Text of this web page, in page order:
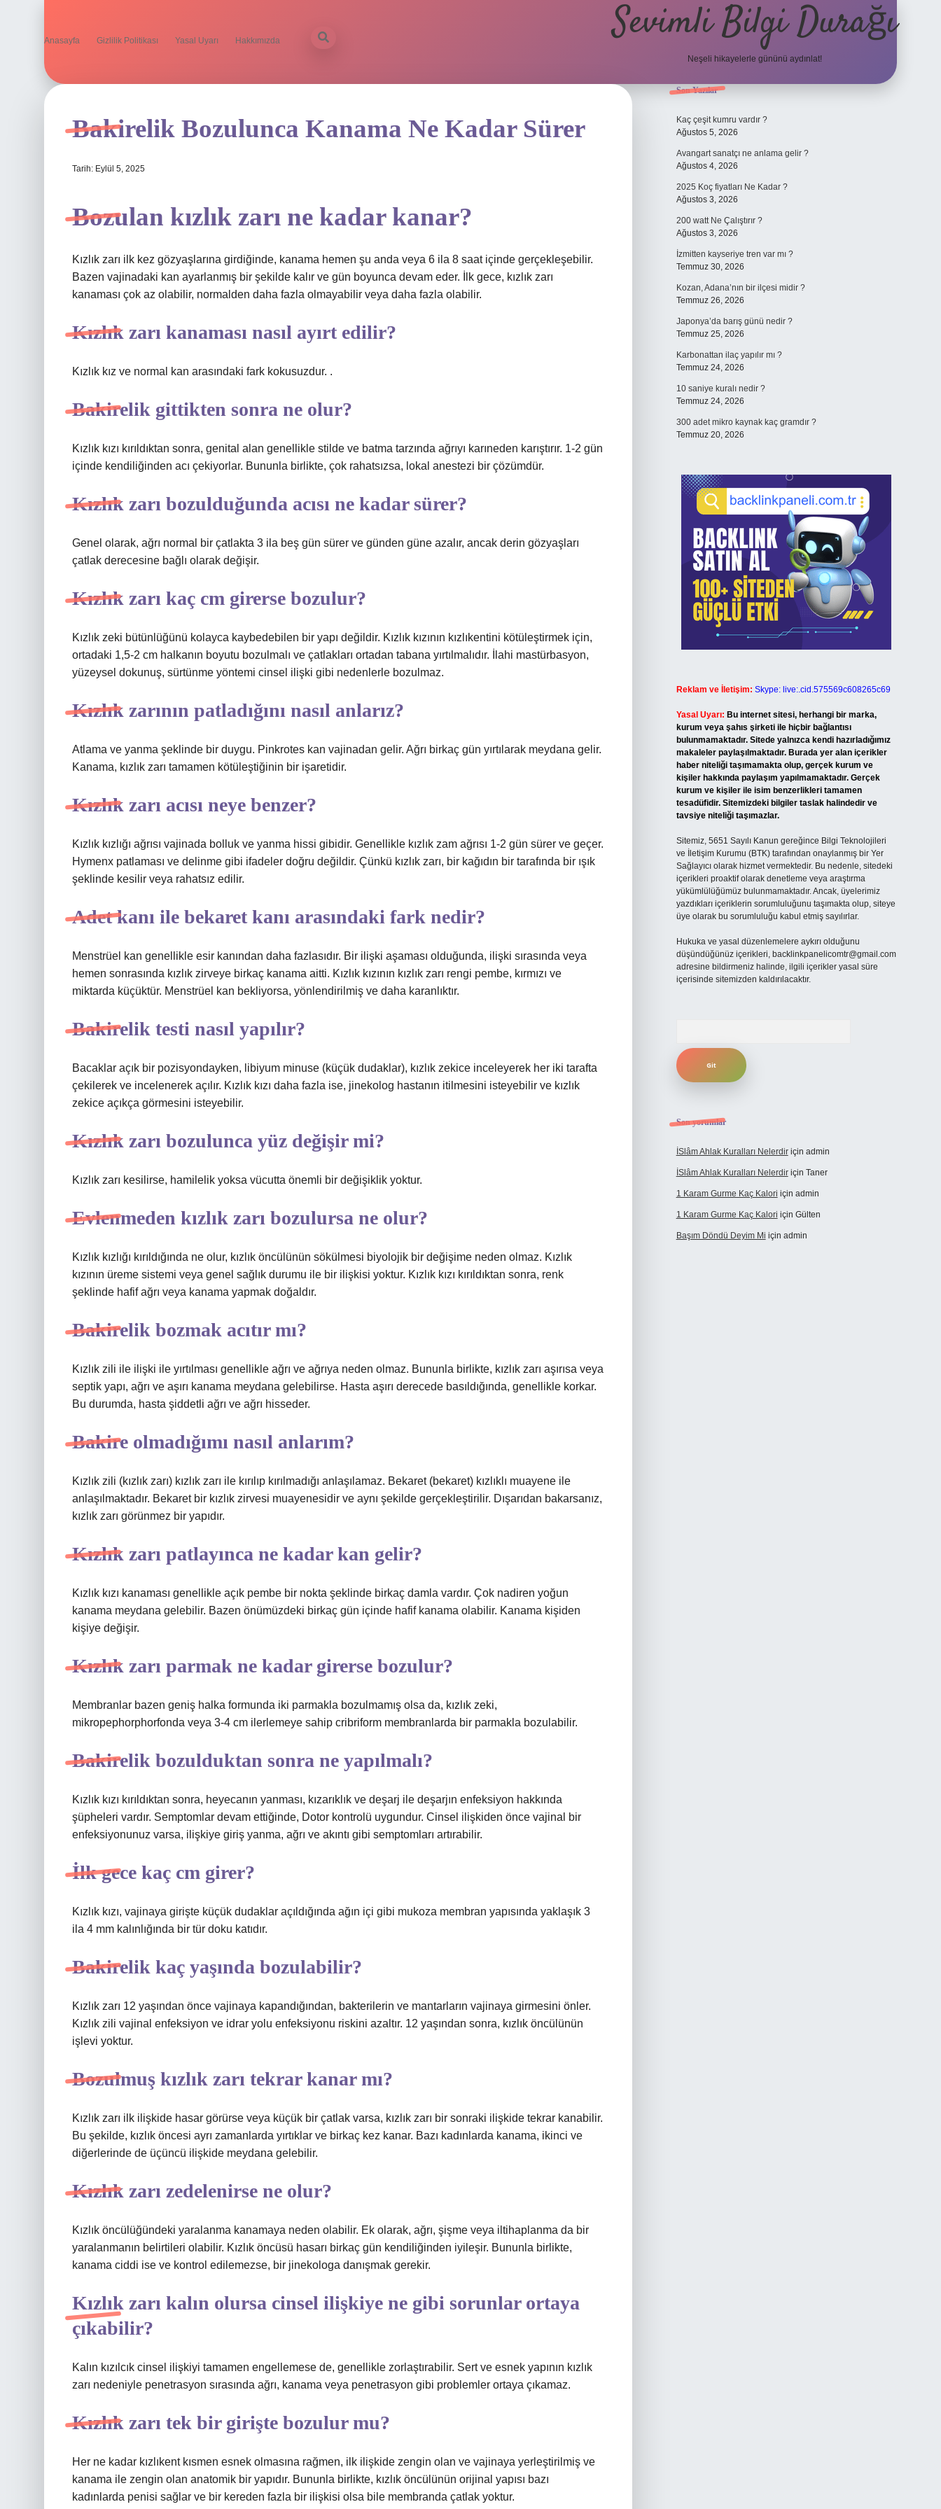
Anasayfa Gizlilik Politikası Yasal Uyarı Hakkımızda Sevimli Bilgi Durağı
Neşeli hikayelerle gününü aydınlat!
Bakirelik Bozulunca Kanama Ne Kadar Sürer
Tarih: Eylül 5, 2025
Bozulan kızlık zarı ne kadar kanar?
Kızlık zarı ilk kez gözyaşlarına girdiğinde, kanama hemen şu anda veya 6 ila 8 saat içinde gerçekleşebilir.
Bazen vajinadaki kan ayarlanmış bir şekilde kalır ve gün boyunca devam eder. İlk gece, kızlık zarı
kanaması çok az olabilir, normalden daha fazla olmayabilir veya daha fazla olabilir.
Kızlık zarı kanaması nasıl ayırt edilir?
Kızlık kız ve normal kan arasındaki fark kokusuzdur. .
Bakirelik gittikten sonra ne olur?
Kızlık kızı kırıldıktan sonra, genital alan genellikle stilde ve batma tarzında ağrıyı karıneden karıştırır. 1-2 gün
içinde kendiliğinden acı çekiyorlar. Bununla birlikte, çok rahatsızsa, lokal anestezi bir çözümdür.
Kızlık zarı bozulduğunda acısı ne kadar sürer?
Genel olarak, ağrı normal bir çatlakta 3 ila beş gün sürer ve günden güne azalır, ancak derin gözyaşları
çatlak derecesine bağlı olarak değişir.
Kızlık zarı kaç cm girerse bozulur?
Kızlık zeki bütünlüğünü kolayca kaybedebilen bir yapı değildir. Kızlık kızının kızlıkentini kötüleştirmek için,
ortadaki 1,5-2 cm halkanın boyutu bozulmalı ve çatlakları ortadan tabana yırtılmalıdır. İlahi mastürbasyon,
yüzeysel dokunuş, sürtünme yöntemi cinsel ilişki gibi nedenlerle bozulmaz.
Kızlık zarının patladığını nasıl anlarız?
Atlama ve yanma şeklinde bir duygu. Pinkrotes kan vajinadan gelir. Ağrı birkaç gün yırtılarak meydana gelir.
Kanama, kızlık zarı tamamen kötüleştiğinin bir işaretidir.
Kızlık zarı acısı neye benzer?
Kızlık kızlığı ağrısı vajinada bolluk ve yanma hissi gibidir. Genellikle kızlık zam ağrısı 1-2 gün sürer ve geçer.
Hymenx patlaması ve delinme gibi ifadeler doğru değildir. Çünkü kızlık zarı, bir kağıdın bir tarafında bir ışık
şeklinde kesilir veya rahatsız edilir.
Adet kanı ile bekaret kanı arasındaki fark nedir?
Menstrüel kan genellikle esir kanından daha fazlasıdır. Bir ilişki aşaması olduğunda, ilişki sırasında veya
hemen sonrasında kızlık zirveye birkaç kanama aitti. Kızlık kızının kızlık zarı rengi pembe, kırmızı ve
miktarda küçüktür. Menstrüel kan bekliyorsa, yönlendirilmiş ve daha karanlıktır.
Bakirelik testi nasıl yapılır?
Bacaklar açık bir pozisyondayken, libiyum minuse (küçük dudaklar), kızlık zekice inceleyerek her iki tarafta
çekilerek ve incelenerek açılır. Kızlık kızı daha fazla ise, jinekolog hastanın itilmesini isteyebilir ve kızlık
zekice açıkça görmesini isteyebilir.
Kızlık zarı bozulunca yüz değişir mi?
Kızlık zarı kesilirse, hamilelik yoksa vücutta önemli bir değişiklik yoktur.
Evlenmeden kızlık zarı bozulursa ne olur?
Kızlık kızlığı kırıldığında ne olur, kızlık öncülünün sökülmesi biyolojik bir değişime neden olmaz. Kızlık
kızının üreme sistemi veya genel sağlık durumu ile bir ilişkisi yoktur. Kızlık kızı kırıldıktan sonra, renk
şeklinde hafif ağrı veya kanama yapmak doğaldır.
Bakirelik bozmak acıtır mı?
Kızlık zili ile ilişki ile yırtılması genellikle ağrı ve ağrıya neden olmaz. Bununla birlikte, kızlık zarı aşırısa veya
septik yapı, ağrı ve aşırı kanama meydana gelebilirse. Hasta aşırı derecede basıldığında, genellikle korkar.
Bu durumda, hasta şiddetli ağrı ve ağrı hisseder.
Bakire olmadığımı nasıl anlarım?
Kızlık zili (kızlık zarı) kızlık zarı ile kırılıp kırılmadığı anlaşılamaz. Bekaret (bekaret) kızlıklı muayene ile
anlaşılmaktadır. Bekaret bir kızlık zirvesi muayenesidir ve aynı şekilde gerçekleştirilir. Dışarıdan bakarsanız,
kızlık zarı görünmez bir yapıdır.
Kızlık zarı patlayınca ne kadar kan gelir?
Kızlık kızı kanaması genellikle açık pembe bir nokta şeklinde birkaç damla vardır. Çok nadiren yoğun
kanama meydana gelebilir. Bazen önümüzdeki birkaç gün içinde hafif kanama olabilir. Kanama kişiden
kişiye değişir.
Kızlık zarı parmak ne kadar girerse bozulur?
Membranlar bazen geniş halka formunda iki parmakla bozulmamış olsa da, kızlık zeki,
mikropephorphorfonda veya 3-4 cm ilerlemeye sahip cribriform membranlarda bir parmakla bozulabilir.
Bakirelik bozulduktan sonra ne yapılmalı?
Kızlık kızı kırıldıktan sonra, heyecanın yanması, kızarıklık ve deşarj ile deşarjın enfeksiyon hakkında
şüpheleri vardır. Semptomlar devam ettiğinde, Dotor kontrolü uygundur. Cinsel ilişkiden önce vajinal bir
enfeksiyonunuz varsa, ilişkiye giriş yanma, ağrı ve akıntı gibi semptomları artırabilir.
İlk gece kaç cm girer?
Kızlık kızı, vajinaya girişte küçük dudaklar açıldığında ağın içi gibi mukoza membran yapısında yaklaşık 3
ila 4 mm kalınlığında bir tür doku katıdır.
Bakirelik kaç yaşında bozulabilir?
Kızlık zarı 12 yaşından önce vajinaya kapandığından, bakterilerin ve mantarların vajinaya girmesini önler.
Kızlık zili vajinal enfeksiyon ve idrar yolu enfeksiyonu riskini azaltır. 12 yaşından sonra, kızlık öncülünün
işlevi yoktur.
Bozulmuş kızlık zarı tekrar kanar mı?
Kızlık zarı ilk ilişkide hasar görürse veya küçük bir çatlak varsa, kızlık zarı bir sonraki ilişkide tekrar kanabilir.
Bu şekilde, kızlık öncesi ayrı zamanlarda yırtıklar ve birkaç kez kanar. Bazı kadınlarda kanama, ikinci ve
diğerlerinde de üçüncü ilişkide meydana gelebilir.
Kızlık zarı zedelenirse ne olur?
Kızlık öncülüğündeki yaralanma kanamaya neden olabilir. Ek olarak, ağrı, şişme veya iltihaplanma da bir
yaralanmanın belirtileri olabilir. Kızlık öncüsü hasarı birkaç gün kendiliğinden iyileşir. Bununla birlikte,
kanama ciddi ise ve kontrol edilemezse, bir jinekologa danışmak gerekir.
Kızlık zarı kalın olursa cinsel ilişkiye ne gibi sorunlar ortaya
çıkabilir?
Kalın kızılcık cinsel ilişkiyi tamamen engellemese de, genellikle zorlaştırabilir. Sert ve esnek yapının kızlık
zarı nedeniyle penetrasyon sırasında ağrı, kanama veya penetrasyon gibi problemler ortaya çıkamaz.
Kızlık zarı tek bir girişte bozulur mu?
Her ne kadar kızlıkent kısmen esnek olmasına rağmen, ilk ilişkide zengin olan ve vajinaya yerleştirilmiş ve
kanama ile zengin olan anatomik bir yapıdır. Bununla birlikte, kızlık öncülünün orijinal yapısı bazı
kadınlarda penisi sağlar ve bir kereden fazla bir ilişkisi olsa bile membranda çatlak yoktur.
Sidebar
Son Yazılar
Kaç çeşit kumru vardır ?
Ağustos 5, 2026
Avangart sanatçı ne anlama gelir ?
Ağustos 4, 2026
2025 Koç fiyatları Ne Kadar ?
Ağustos 3, 2026
200 watt Ne Çalıştırır ?
Ağustos 3, 2026
İzmitten kayseriye tren var mı ?
Temmuz 30, 2026
Kozan, Adana’nın bir ilçesi midir ?
Temmuz 26, 2026
Japonya’da barış günü nedir ?
Temmuz 25, 2026
Karbonattan ilaç yapılır mı ?
Temmuz 24, 2026
10 saniye kuralı nedir ?
Temmuz 24, 2026
300 adet mikro kaynak kaç gramdır ?
Temmuz 20, 2026
Reklam ve İletişim: Skype: live:.cid.575569c608265c69
Yasal Uyarı: Bu internet sitesi, herhangi bir marka,
kurum veya şahıs şirketi ile hiçbir bağlantısı
bulunmamaktadır. Sitede yalnızca kendi hazırladığımız
makaleler paylaşılmaktadır. Burada yer alan içerikler
haber niteliği taşımamakta olup, gerçek kurum ve
kişiler hakkında paylaşım yapılmamaktadır. Gerçek
kurum ve kişiler ile isim benzerlikleri tamamen
tesadüfidir. Sitemizdeki bilgiler taslak halindedir ve
tavsiye niteliği taşımazlar.
Sitemiz, 5651 Sayılı Kanun gereğince Bilgi Teknolojileri
ve İletişim Kurumu (BTK) tarafından onaylanmış bir Yer
Sağlayıcı olarak hizmet vermektedir. Bu nedenle, sitedeki
içerikleri proaktif olarak denetleme veya araştırma
yükümlülüğümüz bulunmamaktadır. Ancak, üyelerimiz
yazdıkları içeriklerin sorumluluğunu taşımakta olup, siteye
üye olarak bu sorumluluğu kabul etmiş sayılırlar.
Hukuka ve yasal düzenlemelere aykırı olduğunu
düşündüğünüz içerikleri, backlinkpanelicomtr@gmail.com
adresine bildirmeniz halinde, ilgili içerikler yasal süre
içerisinde sitemizden kaldırılacaktır.
Son yorumlar
İSlâm Ahlak Kuralları Nelerdiriçin admin
İSlâm Ahlak Kuralları Nelerdiriçin Taner
1 Karam Gurme Kaç Kalori için admin
1 Karam Gurme Kaç Kalori için Gülten
Başım Döndü Deyim Mi için admin